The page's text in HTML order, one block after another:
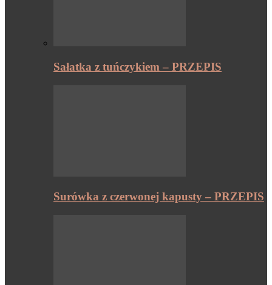
Sałatka z tuńczykiem – PRZEPIS
Surówka z czerwonej kapusty – PRZEPIS